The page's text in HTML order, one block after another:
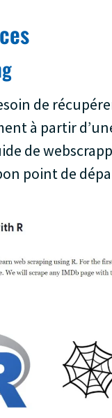
de
à partir
de
point de